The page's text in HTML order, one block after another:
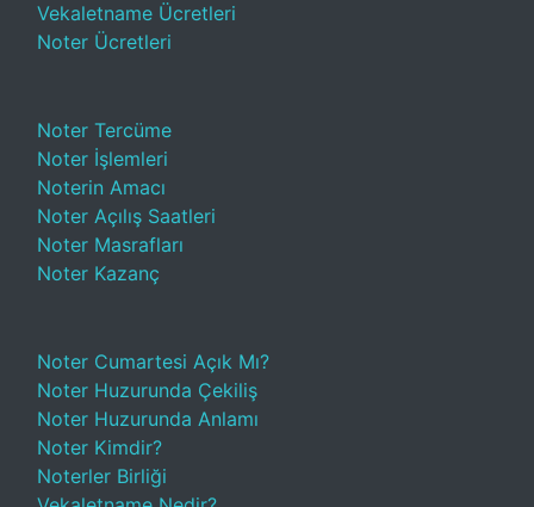
Vekaletname Ücretleri
Noter Ücretleri
Noter Tercüme
Noter İşlemleri
Noterin Amacı
Noter Açılış Saatleri
Noter Masrafları
Noter Kazanç
Noter Cumartesi Açık Mı?
Noter Huzurunda Çekiliş
Noter Huzurunda Anlamı
Noter Kimdir?
Noterler Birliği